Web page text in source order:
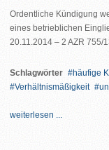
Ordentliche Kündigung
eines betrieblichen
20.11.2014 – 2 AZR 755/
Schlagwörter häufige
Verhältnismäßigkeit
weiterlesen ...